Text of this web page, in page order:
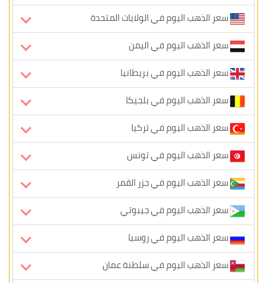
سعر الذهب اليوم في الولايات المتحدة
سعر الذهب اليوم في اليمن
سعر الذهب اليوم في بريطانيا
سعر الذهب اليوم في بلجيكا
سعر الذهب اليوم في تركيا
سعر الذهب اليوم في تونس
سعر الذهب اليوم في جزر القمر
سعر الذهب اليوم في جيبوتي
سعر الذهب اليوم في روسيا
سعر الذهب اليوم في سلطنة عمان